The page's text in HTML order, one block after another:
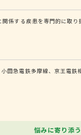
係する疾患を専門的に取り
田急電鉄多摩線、京王電
悩みに寄り添